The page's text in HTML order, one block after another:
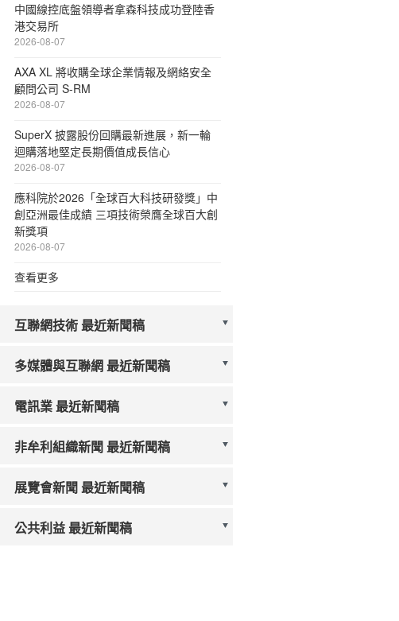
中國線控底盤領導者拿森科技成功登陸香
港交易所
2026-08-07
AXA XL 將收購全球企業情報及網絡安全
顧問公司 S-RM
2026-08-07
SuperX 披露股份回購最新進展，新一輪
迴購落地堅定長期價值成長信心
2026-08-07
應科院於2026「全球百大科技研發獎」中
創亞洲最佳成績 三項技術榮膺全球百大創
新獎項
2026-08-07
查看更多
互聯網技術 最近新聞稿
多媒體與互聯網 最近新聞稿
電訊業 最近新聞稿
非牟利組織新聞 最近新聞稿
展覽會新聞 最近新聞稿
公共利益 最近新聞稿